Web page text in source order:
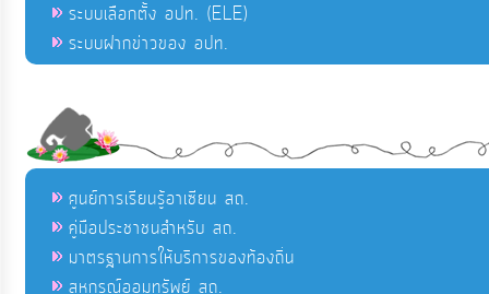
ระบบเลือกตั้ง อปท. (ELE)
ระบบฝากข่าวของ อปท.
ศูนย์การเรียนรู้อาเซียน สถ.
คู่มือประชาชนสำหรับ สถ.
มาตรฐานการให้บริการของท้องถิ่น
สหกรณ์ออมทรัพย์ สถ.